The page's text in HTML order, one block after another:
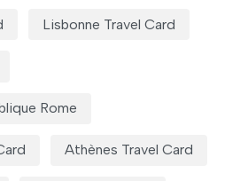
Lisbonne Travel Card
Rome
Athènes Travel Card